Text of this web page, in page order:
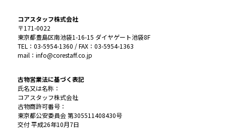
コアスタッフ株式会社
〒171-0022
東京都豊島区南池袋1-16-15 ダイヤゲート池袋8F
TEL：03-5954-1360 / FAX：03-5954-1363
mail：info@corestaff.co.jp
古物営業法に基づく表記
氏名又は名称：
コアスタッフ株式会社
古物商許可番号：
東京都公安委員会 第305511408430号
交付 平成26年10月7日